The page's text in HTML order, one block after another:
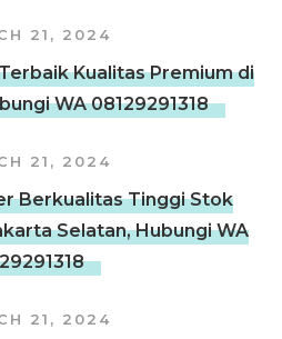
21, 2024
Kualitas Premium di
WA 08129291318
21, 2024
Berkualitas Tinggi Stok
Selatan, Hubungi WA
21, 2024